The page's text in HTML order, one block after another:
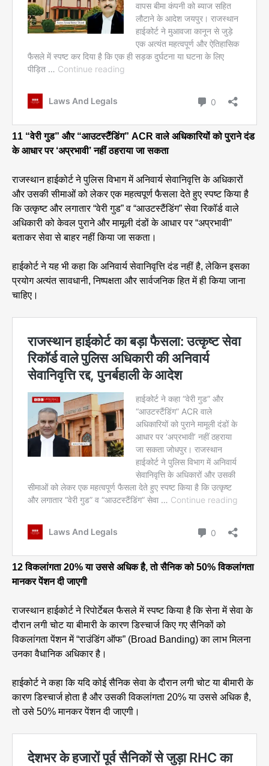
11 “वेरी गुड” और “आउटस्टैंडिंग” ACR वाले अधिकारियों को पुराने दंड
के आधार पर ‘अप्रभावी’ नहीं ठहराया जा सकता
राजस्थान हाईकोर्ट ने पुलिस विभाग में अनिवार्य सेवानिवृत्ति के अधिकारों
और उसकी सीमाओं को लेकर एक महत्वपूर्ण फैसला देते हुए स्पष्ट किया है
कि उत्कृष्ट और लगातार “वेरी गुड” व “आउटस्टैंडिंग” सेवा रिकॉर्ड वाले
अधिकारी को केवल पुराने और मामूली दंडों के आधार पर “अप्रभावी”
बताकर सेवा से बाहर नहीं किया जा सकता।
हाईकोर्ट ने यह भी कहा कि अनिवार्य सेवानिवृत्ति दंड नहीं है, लेकिन इसका
प्रयोग अत्यंत सावधानी, निष्पक्षता और सार्वजनिक हित में ही किया जाना
चाहिए।
12 विकलांगता 20% या उससे अधिक है, तो सैनिक को 50% विकलांगता
मानकर पेंशन दी जाएगी
राजस्थान हाईकोर्ट ने रिपोर्टेबल फैसले में स्पष्ट किया है कि सेना में सेवा के
दौरान लगी चोट या बीमारी के कारण डिस्चार्ज किए गए सैनिकों को
विकलांगता पेंशन में “राउंडिंग ऑफ” (Broad Banding) का लाभ मिलना
उनका वैधानिक अधिकार है।
हाईकोर्ट ने कहा कि यदि कोई सैनिक सेवा के दौरान लगी चोट या बीमारी के
कारण डिस्चार्ज होता है और उसकी विकलांगता 20% या उससे अधिक है,
तो उसे 50% मानकर पेंशन दी जाएगी।